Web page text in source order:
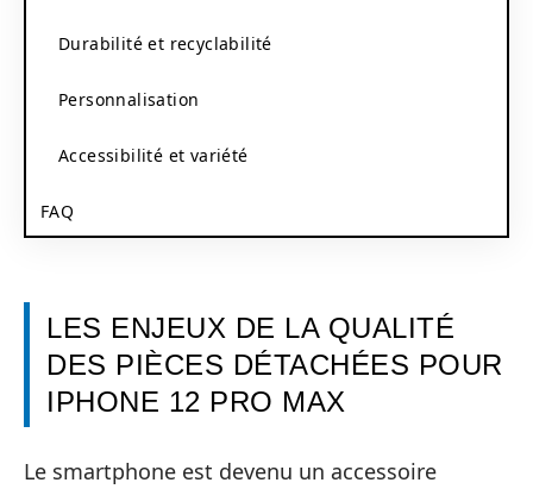
Durabilité et recyclabilité
Personnalisation
Accessibilité et variété
FAQ
LES ENJEUX DE LA QUALITÉ
DES PIÈCES DÉTACHÉES POUR
IPHONE 12 PRO MAX
Le smartphone est devenu un accessoire